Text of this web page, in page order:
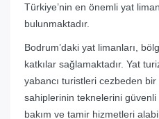
Türkiye’nin en önemli yat
bulunmaktadır.
Bodrum’daki yat limanları,
katkılar sağlamaktadır. Yat
yabancı turistleri cezbeden
sahiplerinin teknelerini
bakım ve tamir hizmetleri